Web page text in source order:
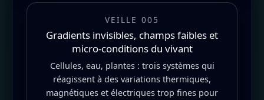
VEILLE 005
Gradients invisibles, champs faibles et
micro-conditions du vivant
Cellules, eau, plantes : trois systèmes qui
réagissent à des variations thermiques,
magnétiques et électriques trop fines pour